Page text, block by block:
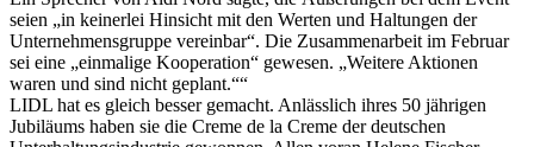
seien „in keinerlei Hinsicht mit den Werten und Haltungen der
Unternehmensgruppe vereinbar“. Die Zusammenarbeit im Februar
sei eine „einmalige Kooperation“ gewesen. „Weitere Aktionen
waren und sind nicht geplant.““
LIDL hat es gleich besser gemacht. Anlässlich ihres 50 jährigen
Jubiläums haben sie die Creme de la Creme der deutschen